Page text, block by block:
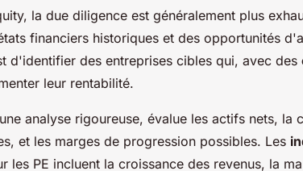
la due diligence est généralement plus
financiers historiques et des opportunités
d'identifier des entreprises cibles qui, avec des
leur rentabilité.
analyse rigoureuse, évalue les actifs nets, la
et les marges de progression possibles. Les
les PE incluent la croissance des revenus, la